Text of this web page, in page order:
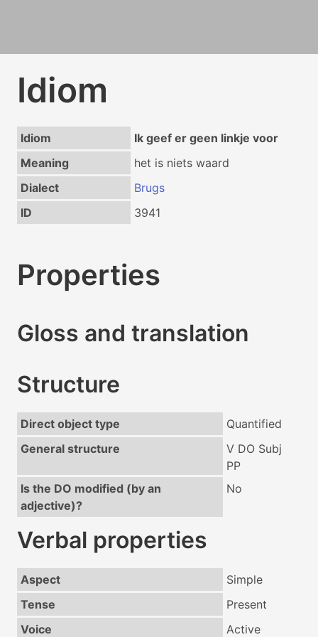
Idiom
Idiom
Ik geef er geen linkje voor
Meaning
het is niets waard
Dialect
Brugs
ID
3941
Properties
Gloss and translation
Structure
Direct object type
Quantified
General structure
V DO Subj
PP
Is the DO modified (by an
adjective)?
No
Verbal properties
Aspect
Simple
Tense
Present
Voice
Active